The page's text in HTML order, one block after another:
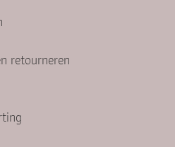
retourneren